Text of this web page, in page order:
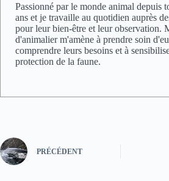
Passionné par le monde animal depuis
ans et je travaille au quotidien auprès
pour leur bien-être et leur observation.
d'animalier m'amène à prendre soin
comprendre leurs besoins et à
protection de la faune.
PRÉCÉDENT